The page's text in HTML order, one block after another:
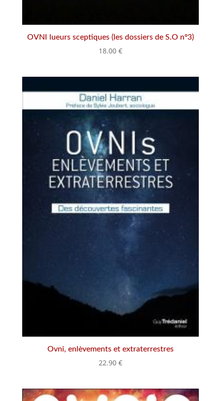
OVNI lueurs sceptiques (les dossiers de S.O nº3)
18.00 €
Ovni, enlèvements et extraterrestres
22.90 €